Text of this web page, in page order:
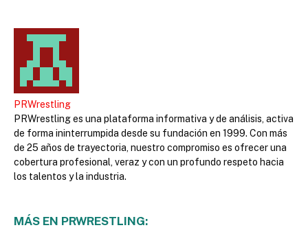
PRWrestling
PRWrestling es una plataforma informativa y de análisis, activa
de forma ininterrumpida desde su fundación en 1999. Con más
de 25 años de trayectoria, nuestro compromiso es ofrecer una
cobertura profesional, veraz y con un profundo respeto hacia
los talentos y la industria.
MÁS EN PRWRESTLING: